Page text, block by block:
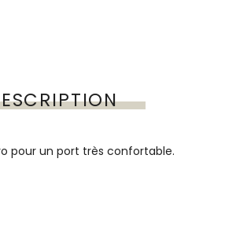
pour un port très confortable.